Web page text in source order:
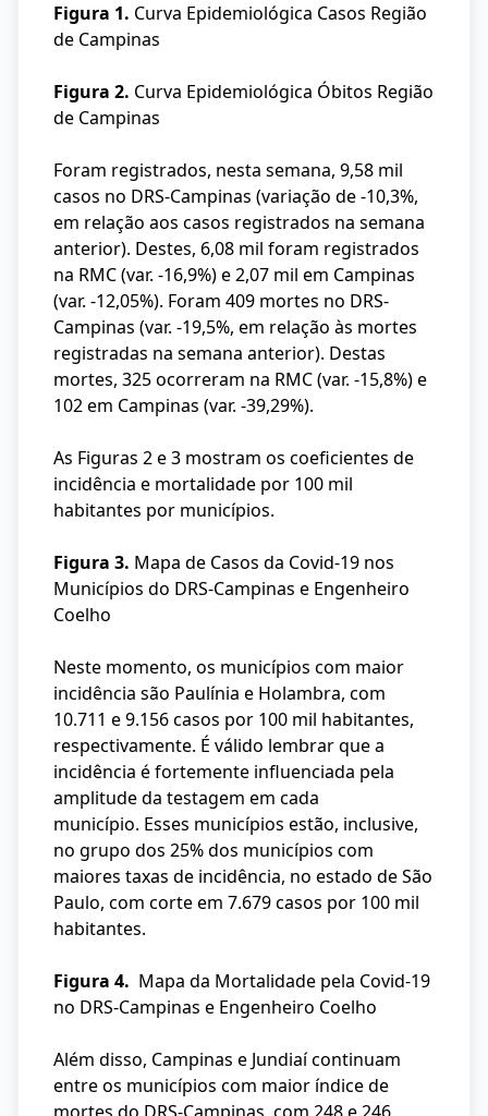
Figura 1. Curva Epidemiológica Casos Região
de Campinas
Figura 2. Curva Epidemiológica Óbitos Região
de Campinas
Foram registrados, nesta semana, 9,58 mil
casos no DRS-Campinas (variação de -10,3%,
em relação aos casos registrados na semana
anterior). Destes, 6,08 mil foram registrados
na RMC (var. -16,9%) e 2,07 mil em Campinas
(var. -12,05%). Foram 409 mortes no DRS-
Campinas (var. -19,5%, em relação às mortes
registradas na semana anterior). Destas
mortes, 325 ocorreram na RMC (var. -15,8%) e
102 em Campinas (var. -39,29%).
As Figuras 2 e 3 mostram os coeficientes de
incidência e mortalidade por 100 mil
habitantes por municípios.
Figura 3. Mapa de Casos da Covid-19 nos
Municípios do DRS-Campinas e Engenheiro
Coelho
Neste momento, os municípios com maior
incidência são Paulínia e Holambra, com
10.711 e 9.156 casos por 100 mil habitantes,
respectivamente. É válido lembrar que a
incidência é fortemente influenciada pela
amplitude da testagem em cada
município. Esses municípios estão, inclusive,
no grupo dos 25% dos municípios com
maiores taxas de incidência, no estado de São
Paulo, com corte em 7.679 casos por 100 mil
habitantes.
Figura 4. Mapa da Mortalidade pela Covid-19
no DRS-Campinas e Engenheiro Coelho
Além disso, Campinas e Jundiaí continuam
entre os municípios com maior índice de